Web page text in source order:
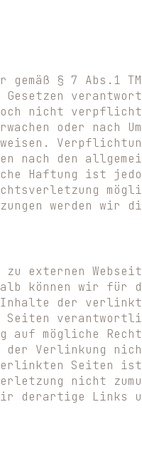
§ 7 Abs.1
Gesetzen
nicht
oder nach
nach den
Haftung ist
werden wir
zu externen
können wir für
Inhalte der
auf mögliche
Verlinkung
Seiten ist
nicht
derartige Links